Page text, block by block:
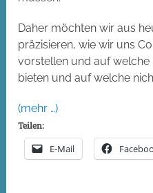
Daher möchten wir aus
präzisieren, wie wir uns
vorstellen und auf
bieten und auf welche
(mehr …)
Teilen:
E-Mail